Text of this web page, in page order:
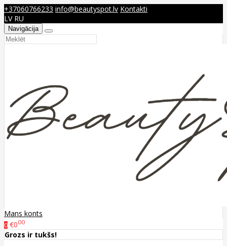
+37060766233 info@beautyspot.lv Kontakti
LV RU
Navigācija
Mans konts
0 €000
Grozs ir tukšs!